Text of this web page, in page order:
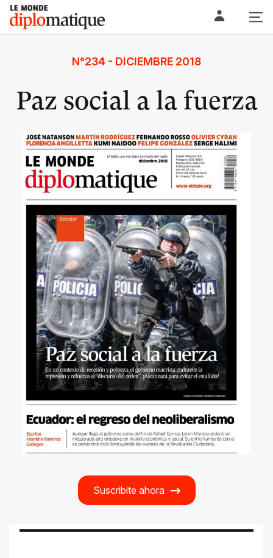
Skip
content
Le monde diplomatique
N°234 - DICIEMBRE 2018
Paz social a la fuerza
Suscribite ahora